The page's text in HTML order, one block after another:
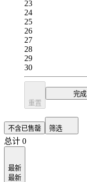
23
24
25
26
27
28
29
30
重置
完成
不含已售罄 筛选
总计 0
最新
最新